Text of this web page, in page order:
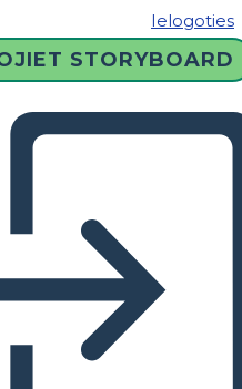
Ielogoties
STORYBOARD